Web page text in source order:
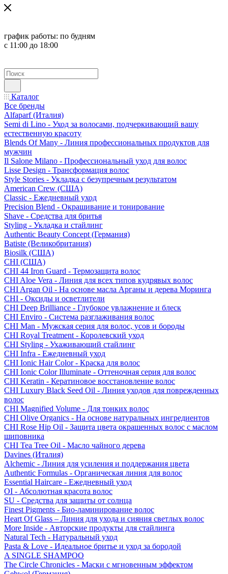
график работы: по будням
с 11:00 до 18:00
Каталог
Все бренды
Alfaparf (Италия)
Semi di Lino - Уход за волосами, подчеркивающий вашу
естественную красоту
Blends Of Many - Линия профессиональных продуктов для
мужчин
Il Salone Milano - Профессиональный уход для волос
Lisse Design - Трансформация волос
Style Stories - Укладка с безупречным результатом
American Crew (США)
Classic - Ежедневный уход
Precision Blend - Окрашивание и тонирование
Shave - Средства для бритья
Styling - Укладка и стайлинг
Authentic Beauty Concept (Германия)
Batiste (Великобритания)
Biosilk (США)
CHI (США)
CHI 44 Iron Guard - Термозащита волос
CHI Aloe Vera - Линия для всех типов кудрявых волос
CHI Argan Oil - На основе масла Арганы и дерева Моринга
CHI - Оксиды и осветлители
CHI Deep Brilliance - Глубокое увлажнение и блеск
CHI Enviro - Система разглаживания волос
CHI Man - Мужская серия для волос, усов и бороды
CHI Royal Treatment - Королевский уход
CHI Styling - Ухаживающий стайлинг
CHI Infra - Ежедневный уход
CHI Ionic Hair Color - Краска для волос
CHI Ionic Color Illuminate - Оттеночная серия для волос
CHI Keratin - Кератиновое восстановление волос
CHI Luxury Black Seed Oil - Линия уходов для поврежденных
волос
CHI Magnified Volume - Для тонких волос
CHI Olive Organics - На основе натуральных ингредиентов
CHI Rose Hip Oil - Защита цвета окрашенных волос с маслом
шиповника
CHI Tea Tree Oil - Масло чайного дерева
Davines (Италия)
Alchemic - Линия для усиления и поддержания цвета
Authentic Formulas - Органическая линия для волос
Essential Haircare - Eжедневный уход
OI - Абсолютная красота волос
SU - Средства для защиты от солнца
Finest Pigments - Био-ламинирование волос
Heart Of Glass – Линия для ухода и сияния светлых волос
More Inside - Авторские продукты для стайлинга
Natural Tech - Натуральный уход
Pasta & Love - Идеальное бритье и уход за бородой
A SINGLE SHAMPOO
The Circle Chronicles - Маски с мгновенным эффектом